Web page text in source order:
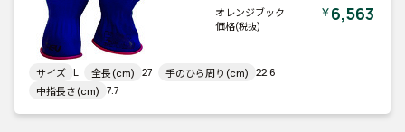
オレンジブック
価格(税抜)
￥6,563
サイズ L 全長(cm) 27 手のひら周り(cm) 22.6
中指長さ(cm) 7.7